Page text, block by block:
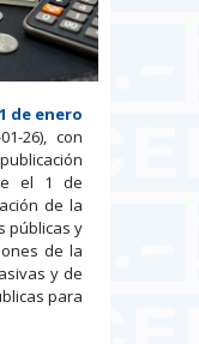
de enero
26), con
el 1 de
de la
públicas y
de la
y de
para